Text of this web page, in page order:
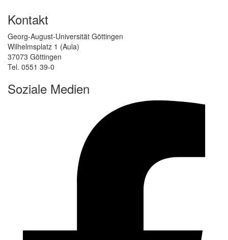
Kontakt
Georg-August-Universität Göttingen
Wilhelmsplatz 1 (Aula)
37073 Göttingen
Tel. 0551 39-0
Soziale Medien